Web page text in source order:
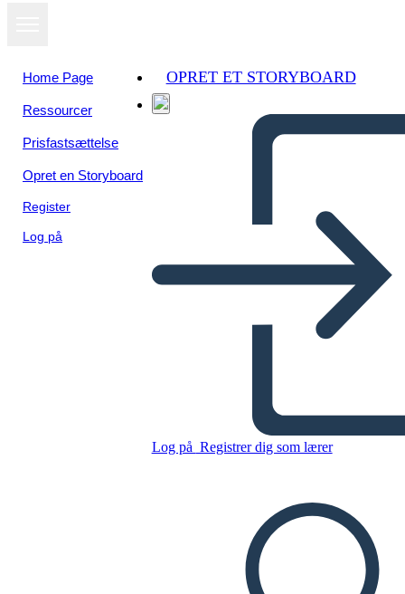
Home Page
Ressourcer
Prisfastsættelse
Opret en Storyboard
Register
Log på
OPRET ET STORYBOARD
Log på Registrer dig som lærer
Kopier dette storyboard
LÆS FOR MIG
Se som
diasshow